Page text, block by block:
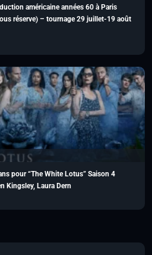
américaine années 60 à Paris
réserve) – tournage 29 juillet-19 août
pour “The White Lotus” Saison 4
Kingsley, Laura Dern